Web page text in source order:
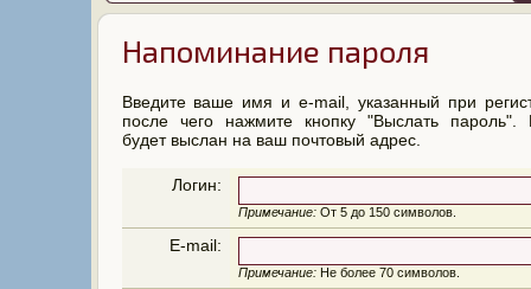
Напоминание пароля
Введите ваше имя и e-mail, указанный при
после чего нажмите кнопку "Выслать пароль".
будет выслан на ваш почтовый адрес.
Логин:
Примечание:От 5 до 150 символов.
E-mail:
Примечание:Не более 70 символов.